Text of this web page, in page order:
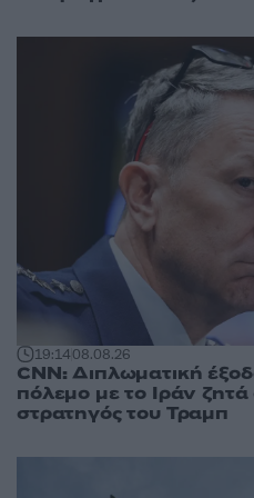
19:1408.08.26
CNN: Διπλωματική
πόλεμο με το Ιράν
στρατηγός του Τραμπ